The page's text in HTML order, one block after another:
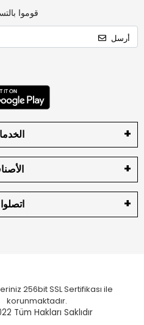
قوموا
أرسل
اتصلوا
256bit SSL Sertifikası ile
korunmaktadır.
Tüm Hakları Saklıdır